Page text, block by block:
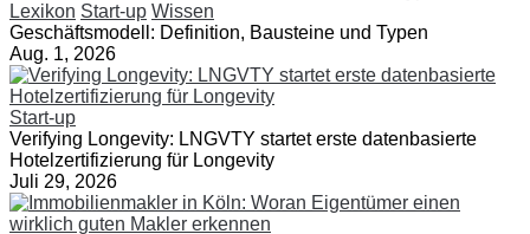
Lexikon Start-up Wissen
Geschäftsmodell: Definition, Bausteine und Typen
Aug. 1, 2026
Start-up
Verifying Longevity: LNGVTY startet erste datenbasierte
Hotelzertifizierung für Longevity
Juli 29, 2026